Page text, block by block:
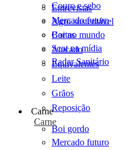
Entrevistas
Agro sustentável
Cartas
Scot na mídia
Radar Sanitário
Couro e sebo
Mercado futuro
Boi no mundo
Atacado
Equivalentes
Leite
Grãos
Reposição
Carne
Carne
Boi gordo
Mercado futuro